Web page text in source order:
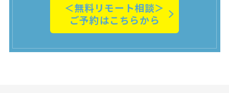
＜無料リモート相談＞
ご予約はこちらから